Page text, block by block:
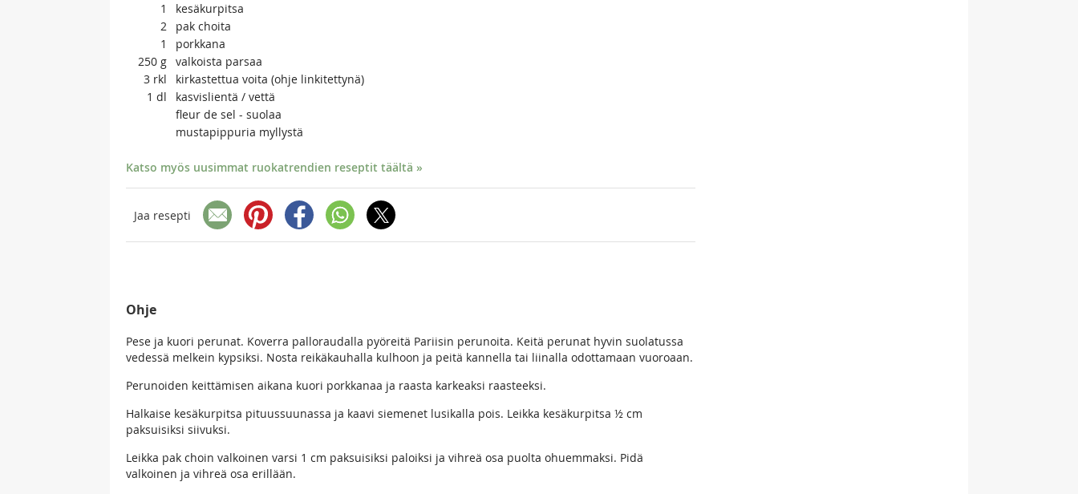
1
kesäkurpitsa
2
pak choita
1
porkkana
250 g valkoista parsaa
3 rkl
kirkastettua voita (ohje linkitettynä)
1 dl
kasvislientä / vettä
fleur de sel - suolaa
mustapippuria myllystä
Katso myös uusimmat ruokatrendien reseptit täältä »
Jaa resepti
Ohje
Pese ja kuori perunat. Koverra palloraudalla pyöreitä Pariisin perunoita. Keitä perunat hyvin suolatussa
vedessä melkein kypsiksi. Nosta reikäkauhalla kulhoon ja peitä kannella tai liinalla odottamaan vuoroaan.
Perunoiden keittämisen aikana kuori porkkanaa ja raasta karkeaksi raasteeksi.
Halkaise kesäkurpitsa pituussuunassa ja kaavi siemenet lusikalla pois. Leikka kesäkurpitsa ½ cm
paksuisiksi siivuksi.
Leikka pak choin valkoinen varsi 1 cm paksuisiksi paloiksi ja vihreä osa puolta ohuemmaksi. Pidä
valkoinen ja vihreä osa erillään.